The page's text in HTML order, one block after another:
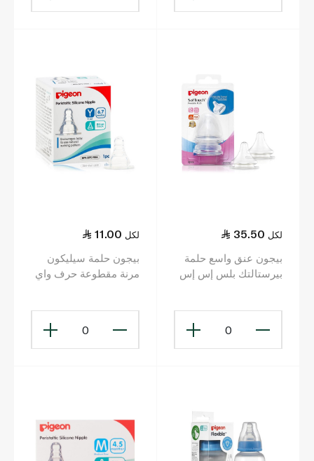
35.50 لكل
بيجون عنق واسع حلمة
بيرستالتك بلس إس إس
0
11.00 لكل
بيجون حلمة سيليكون
مرنة مقطوعة حرف واي
0